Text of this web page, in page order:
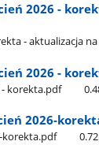
2026 -
- aktualizacja
2026 -
korekta.pdf
2026-
korekta.pdf